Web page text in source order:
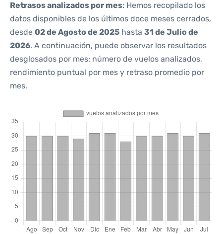
Retrasos analizados por mes: Hemos recopilado los
datos disponibles de los últimos doce meses cerrados,
desde 02 de Agosto de 2025 hasta 31 de Julio de
2026. A continuación, puede observar los resultados
desglosados por mes: número de vuelos analizados,
rendimiento puntual por mes y retraso promedio por
mes.